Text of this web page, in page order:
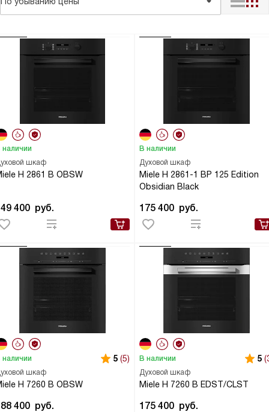
шкаф
H 2861 B OBSW
наличии
400 руб.
Духовой шкаф
Miele H 2861-1 BP 125 Edition
Obsidian Black
В наличии
175 400 руб.
шкаф
H 7260 B OBSW
наличии 5 (5)
400 руб.
Духовой шкаф
Miele H 7260 B EDST/CLST
В наличии 5
175 400 руб.